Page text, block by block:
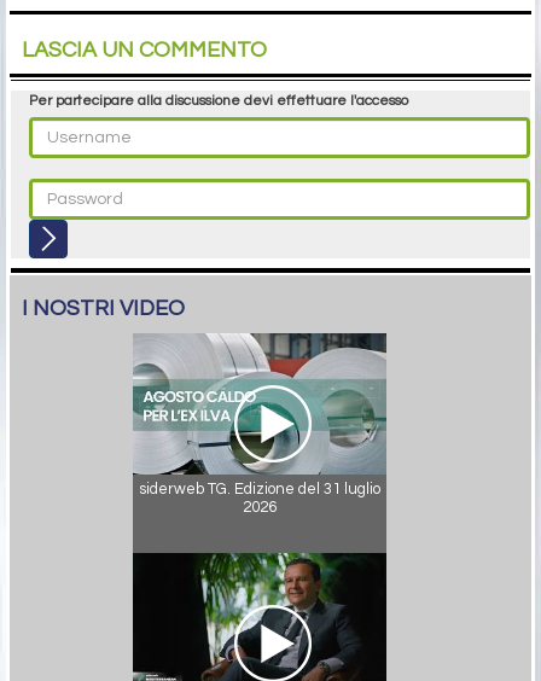
LASCIA UN COMMENTO
Per partecipare alla discussione devi effettuare l'accesso
I NOSTRI VIDEO
siderweb TG. Edizione del 31 luglio
2026